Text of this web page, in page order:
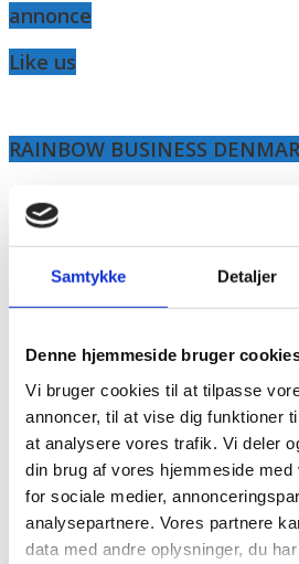
Samtykke Detaljer
Denne hjemmeside bruger
Vi bruger cookies til at tilpasse
annoncer, til at vise dig funktioner
at analysere vores trafik. Vi deler
din brug af vores hjemmeside med
for sociale medier,
analysepartnere. Vores partnere
data med andre oplysninger, du
annonce
Like us
RAINBOW BUSINESS